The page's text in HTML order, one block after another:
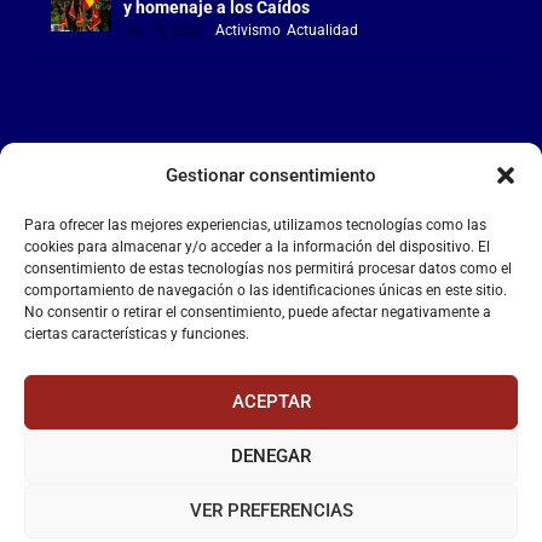
Gestionar consentimiento
Para ofrecer las mejores experiencias, utilizamos tecnologías como las
cookies para almacenar y/o acceder a la información del dispositivo. El
consentimiento de estas tecnologías nos permitirá procesar datos como el
comportamiento de navegación o las identificaciones únicas en este sitio.
No consentir o retirar el consentimiento, puede afectar negativamente a
ciertas características y funciones.
ACEPTAR
DENEGAR
VER PREFERENCIAS
y homenaje a los Caídos
Jul 15, 2026 |Activismo,Actualidad
LA FALANGE
Reproductor
de
vídeo